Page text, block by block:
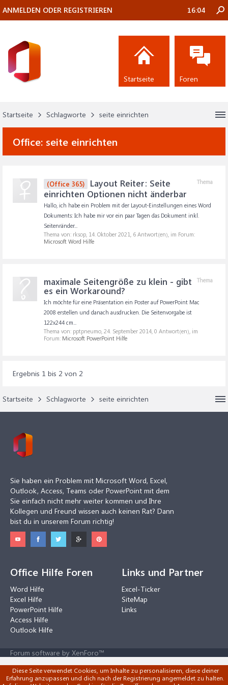
Startseite Schlagworte seite einrichten
Office: seite einrichten
Thema
(Office 365)
Layout Reiter: Seite
einrichten Optionen nicht änderbar
Hallo, ich habe ein Problem mit der Layout-Einstellungen eines Word
Dokuments: Ich habe mir vor ein paar Tagen das Dokument inkl.
Seitenränder...
Thema von: rksop, 14. Oktober 2021, 6 Antwort(en), im Forum:
Microsoft Word Hilfe
Thema
maximale Seitengröße zu klein - gibt
es ein Workaround?
Ich möchte für eine Präsentation ein Poster auf PowerPoint Mac
2008 erstellen und danach ausdrucken. Die Seitenvorgabe ist
122x244 cm...
Thema von: pptpneumo, 24. September 2014, 0 Antwort(en), im
Forum: Microsoft PowerPoint Hilfe
Ergebnis 1 bis 2 von 2
Startseite Schlagworte seite einrichten
ANMELDEN ODER REGISTRIEREN 16:04
Startseite Foren
Sie haben ein Problem mit Microsoft Word, Excel,
Outlook, Access, Teams oder PowerPoint mit dem
Sie einfach nicht mehr weiter kommen und Ihre
Kollegen und Freund wissen auch keinen Rat? Dann
bist du in unserem Forum richtig!
Office Hilfe Foren
Word Hilfe
Excel Hilfe
PowerPoint Hilfe
Access Hilfe
Outlook Hilfe
Links und Partner
Excel-Ticker
SiteMap
Links
Forum software by XenForo™
Diese Seite verwendet Cookies, um Inhalte zu personalisieren, diese deiner
Erfahrung anzupassen und dich nach der Registrierung angemeldet zu halten.